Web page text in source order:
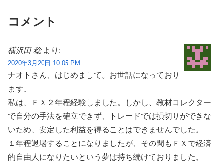
コメント
横沢田 稔 より:
2020年3月20日 10:05 PM
ナオトさん、はじめまして。お世話になっており
ます。
私は、ＦＸ２年程経験しました。しかし、教材コレクター
で自分の手法を確立できず、トレードでは損切りができな
いため、安定した利益を得ることはできませんでした。
１年程退場することになりましたが、その間もＦＸで経済
的自由人になりたいという夢は持ち続けておりました。